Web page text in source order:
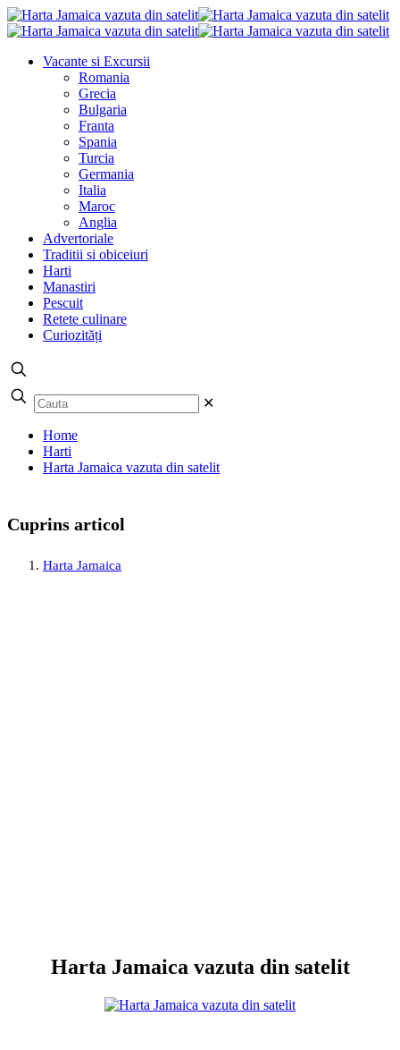
Vacante si Excursii
Romania
Grecia
Bulgaria
Franta
Spania
Turcia
Germania
Italia
Maroc
Anglia
Advertoriale
Traditii si obiceiuri
Harti
Manastiri
Pescuit
Retete culinare
Curiozități
✕
Home
Harti
Harta Jamaica vazuta din satelit
Cuprins articol
Harta Jamaica
Harta Jamaica vazuta din satelit